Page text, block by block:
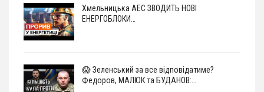
Хмельницька АЕС ЗВОДИТЬ НОВІ
ЕНЕРГОБЛОКИ…
😱 Зеленський за все відповідатиме?
Федоров, МАЛЮК та БУДАНОВ:…